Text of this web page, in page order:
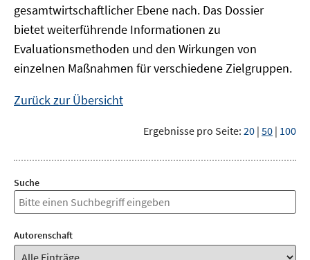
gesamtwirtschaftlicher Ebene nach. Das Dossier
bietet weiterführende Informationen zu
Evaluationsmethoden und den Wirkungen von
einzelnen Maßnahmen für verschiedene Zielgruppen.
Zurück zur Übersicht
Ergebnisse pro Seite: 20 | 50 | 100
Suche
Autorenschaft